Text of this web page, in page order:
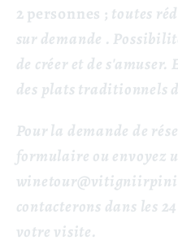
2 personnes ; toutes
sur demande .
de créer et de
des plats traditionnels
Pour la demande de
formulaire ou envoyez
contacterons dans les
votre visite.